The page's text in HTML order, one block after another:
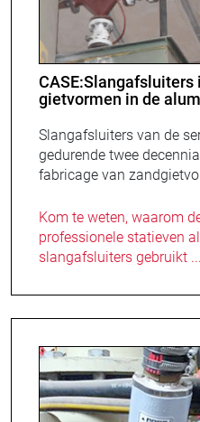
CASE:Slangafsluiters
gietvormen in de
Slangafsluiters van de
gedurende twee
fabricage van
Kom te weten, waarom
professionele statieven
slangafsluiters gebruikt ...